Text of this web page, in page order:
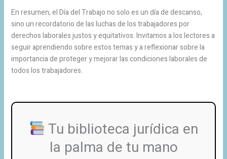
En resumen, el Día del Trabajo no solo es un día de descanso,
sino un recordatorio de las luchas de los trabajadores por
derechos laborales justos y equitativos. Invitamos a los lectores a
seguir aprendiendo sobre estos temas y a reflexionar sobre la
importancia de proteger y mejorar las condiciones laborales de
todos los trabajadores.
Tu biblioteca jurídica en
la palma de tu mano